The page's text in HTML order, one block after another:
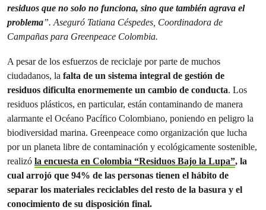
residuos que no solo no funciona, sino que también agrava el
problema”. Aseguró Tatiana Céspedes, Coordinadora de
Campañas para Greenpeace Colombia.
A pesar de los esfuerzos de reciclaje por parte de muchos
ciudadanos, la falta de un sistema integral de gestión de
residuos dificulta enormemente un cambio de conducta. Los
residuos plásticos, en particular, están contaminando de manera
alarmante el Océano Pacífico Colombiano, poniendo en peligro la
biodiversidad marina. Greenpeace como organización que lucha
por un planeta libre de contaminación y ecológicamente sostenible,
realizó la encuesta en Colombia “Residuos Bajo la Lupa”, la
cual arrojó que 94% de las personas tienen el hábito de
separar los materiales reciclables del resto de la basura y el
conocimiento de su disposición final.